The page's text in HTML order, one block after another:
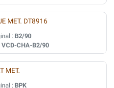
MET. DT8916
: B2/90
VCD-CHA-B2/90
MET.
: BPK